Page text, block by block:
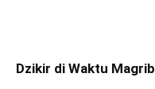
Dzikir di Waktu Magrib